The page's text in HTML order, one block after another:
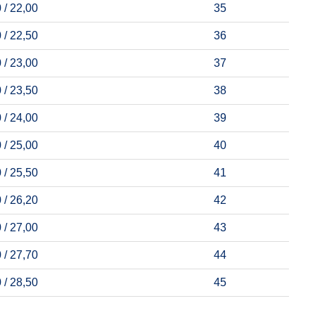
/ 22,00 35
/ 22,50 36
/ 23,00 37
/ 23,50 38
/ 24,00 39
/ 25,00 40
/ 25,50 41
/ 26,20 42
/ 27,00 43
/ 27,70 44
/ 28,50 45